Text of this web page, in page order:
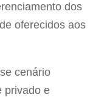
dos
oferecidos aos
cenário
privado e